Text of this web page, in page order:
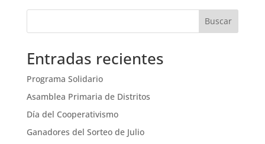
Buscar
Entradas recientes
Programa Solidario
Asamblea Primaria de Distritos
Día del Cooperativismo
Ganadores del Sorteo de Julio